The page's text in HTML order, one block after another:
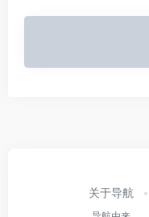
关于导航